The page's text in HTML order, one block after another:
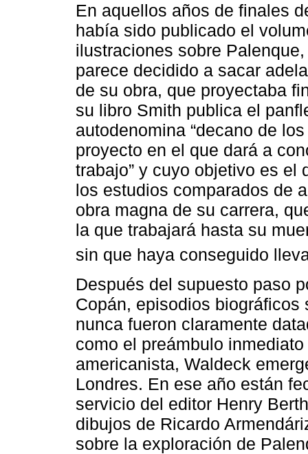
En aquellos años de finales
había sido publicado el
ilustraciones sobre
parece decidido a sacar
de su obra, que proyectaba
su libro Smith publica el
autodenomina “decano de
proyecto en el que dará a
trabajo” y cuyo objetivo es el
los estudios comparados de
obra magna de su carrera,
la que trabajará hasta su
sin que haya conseguido
Después del supuesto paso
Copán, episodios
nunca fueron claramente
como el preámbulo
americanista, Waldeck
Londres. En ese año están
servicio del editor Henry
dibujos de Ricardo
sobre la exploración de